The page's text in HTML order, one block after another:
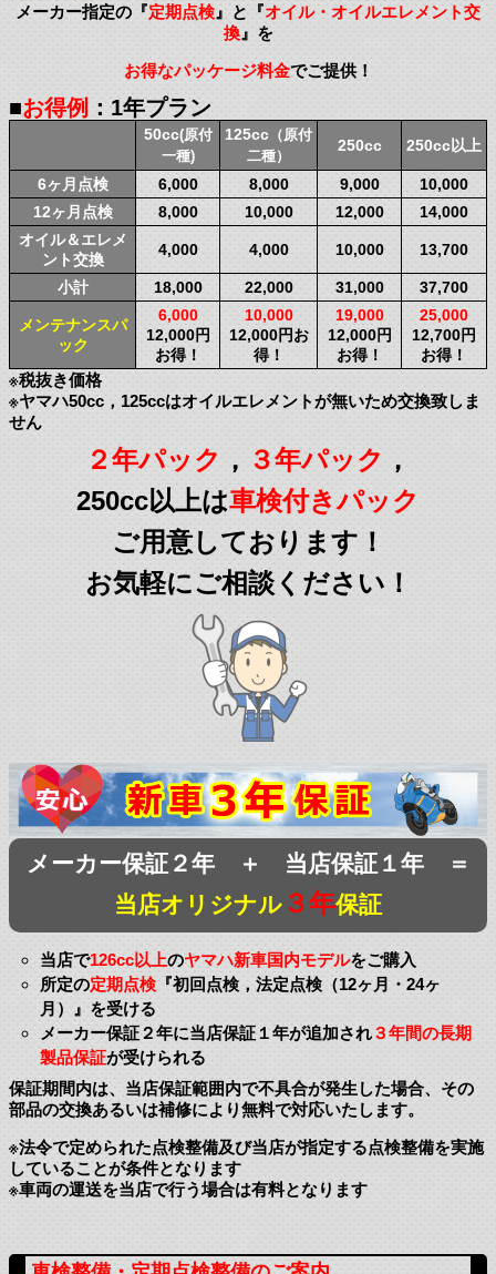
メーカー指定の『定期点検』と『オイル・オイルエレメント交
換』を
お得なパッケージ料金でご提供！
■お得例：1年プラン
50cc(原付
一種)
125cc （原付
二種）
250cc 250cc以上
6ヶ月点検 6,000 8,000 9,000
10,000
12ヶ月点検
8,000 10,000 12,000
14,000
オイル＆エレメ
ント交換
4,000 4,000 10,000 13,700
小計 18,000 22,000 31,000 37,700
メンテナンスパ
ック
6,000
12,000円
お得！
10,000
12,000円お
得！
19,000
12,000円
お得！
25,000
12,700円
お得！
※税抜き価格
※ヤマハ50cc，125ccはオイルエレメントが無いため交換致しま
せん
２年パック，３年パック，
250cc以上は車検付きパック
ご用意しております！
お気軽にご相談ください！
メーカー保証２年 ＋ 当店保証１年 ＝
当店オリジナル ３年保証
当店で126cc以上のヤマハ新車国内モデルをご購入
所定の定期点検『初回点検，法定点検（12ヶ月・24ヶ
月）』を受ける
メーカー保証２年に当店保証１年が追加され３年間の長期
製品保証が受けられる
保証期間内は、当店保証範囲内で不具合が発生した場合、その
部品の交換あるいは補修により無料で対応いたします。
※法令で定められた点検整備及び当店が指定する点検整備を実施
していることが条件となります
※車両の運送を当店で行う場合は有料となります